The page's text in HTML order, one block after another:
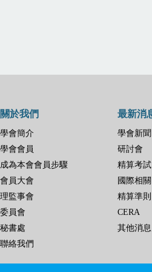
關於我們
學會簡介
學會會員
成為本會會員步驟
會員大會
理監事會
委員會
秘書處
聯絡我們
最新消
學會新聞
研討會
精算考試
國際相關
精算準則
CERA
其他消息